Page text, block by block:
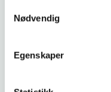
Nødvendig
Egenskaper
næringsvirksomhet
på mennesker,